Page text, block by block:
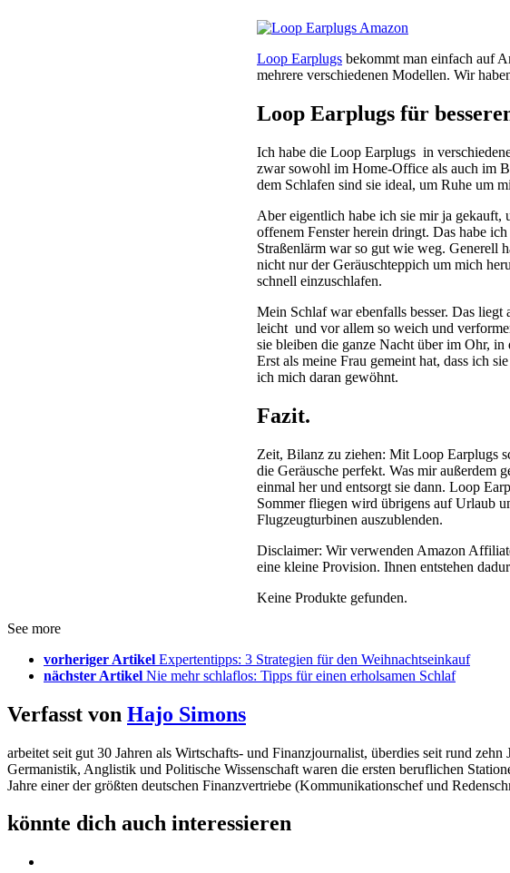
Loop Earplugs bekommt man einfach auf
mehrere verschiedenen Modellen. Wir
Loop Earplugs für
Ich habe die Loop Earplugs in
zwar sowohl im Home-Office als auch im
dem Schlafen sind sie ideal, um Ruhe um
Aber eigentlich habe ich sie mir ja gekauft,
offenem Fenster herein dringt. Das habe
Straßenlärm war so gut wie weg. Generell
nicht nur der Geräuschteppich um mich
schnell einzuschlafen.
Mein Schlaf war ebenfalls besser. Das
leicht und vor allem so weich und
sie bleiben die ganze Nacht über im Ohr,
Erst als meine Frau gemeint hat, dass ich
ich mich daran gewöhnt.
Fazit.
Zeit, Bilanz zu ziehen: Mit Loop Earplugs
die Geräusche perfekt. Was mir außerdem
einmal her und entsorgt sie dann. Loop
Sommer fliegen wird übrigens auf Urlaub
Flugzeugturbinen auszublenden.
Disclaimer: Wir verwenden Amazon
eine kleine Provision. Ihnen entstehen
Keine Produkte gefunden.
See more
vorheriger Artikel Expertentipps: 3 Strategien für den Weihnachtseinkauf
nächster Artikel Nie mehr schlaflos: Tipps für einen erholsamen Schlaf
Verfasst von Hajo Simons
arbeitet seit gut 30 Jahren als Wirtschafts- und Finanzjournalist, überdies seit rund
Germanistik, Anglistik und Politische Wissenschaft waren die ersten beruflichen
Jahre einer der größten deutschen Finanzvertriebe (Kommunikationschef und
könnte dich auch interessieren